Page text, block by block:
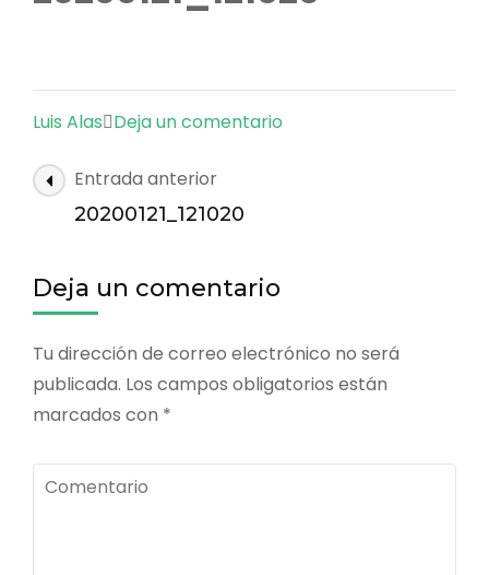
Luis Alas Deja un comentario
Navegación
de
entradas
Entrada anterior
20200121_121020
Deja un comentario
Tu dirección de correo electrónico no será
publicada. Los campos obligatorios están
marcados con *
Comentario